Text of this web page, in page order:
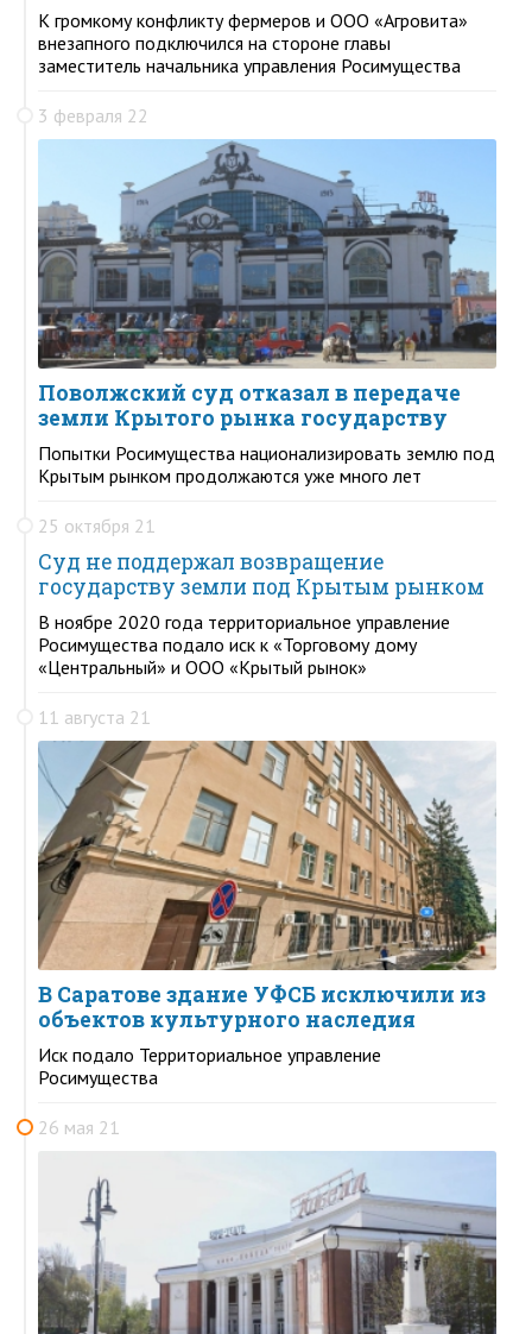
К громкому конфликту фермеров и ООО «Агровита»
внезапного подключился на стороне главы
заместитель начальника управления Росимущества
3 февраля 22
Поволжский суд отказал в передаче
земли Крытого рынка государству
Попытки Росимущества национализировать землю под
Крытым рынком продолжаются уже много лет
25 октября 21
Суд не поддержал возвращение
государству земли под Крытым рынком
В ноябре 2020 года территориальное управление
Росимущества подало иск к «Торговому дому
«Центральный» и ООО «Крытый рынок»
11 августа 21
В Саратове здание УФСБ исключили из
объектов культурного наследия
Иск подало Территориальное управление
Росимущества
26 мая 21